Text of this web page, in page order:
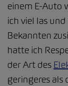
einem E-Auto
ich viel las
Bekannten
hatte ich
der Art des
geringeres als